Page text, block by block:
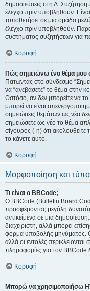
δημοσιεύσεις στη Δ. Συζήτηση
έλεγχο πριν υποβληθούν.
τοποθετήσει σε μια ομάδα
έλεγχο πριν υποβληθούν.
συστήματος συζητήσεων για
Κορυφή
Πώς σημειώνω ένα θέμα μου
Πατώντας στο σύνδεσμο
να “ανεβάσετε” το θέμα στην
Ωστόσο, αν δεν μπορείτε να
μπορεί να είναι
σημειώσεις θεμάτων ως νέα
σημειώσετε ως νέο το θέμα
σίγουρος (-η) ότι
το κάνετε αυτό.
Κορυφή
Μορφοποίηση και
Τι είναι ο BBCode;
Ο BBCode (Bulletin Board
προσφέροντας μεγάλη
αντικείμενα σε μια
διαχειριστή, αλλά μπορεί
φόρμα υποβολής μηνύματος.
αλλά οι εντολές περικλείονται
πληροφορίες για τον BBCode
Κορυφή
Μπορώ να χρησιμοποιήσω